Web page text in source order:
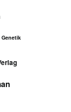
Genetik